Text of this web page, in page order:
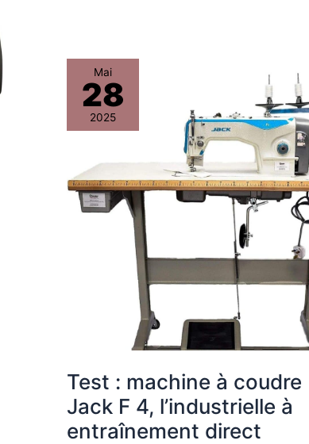
Mai
28
2025
Test : machine à coudre
Jack F 4, l’industrielle à
entraînement direct
machine
à
Jack
F
l’industrielle
entraînement